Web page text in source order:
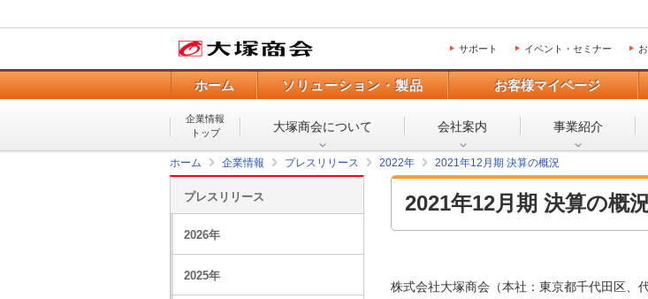
サポート イベント・セミナー
ホーム ソリューション・製品 お客様マイページ
企業情報
トップ
大塚商会について 会社案内 事業紹介
ホーム 企業情報 プレスリリース 2022年 2021年12月期 決算の概況
2021年12月期 決算の概
株式会社大塚商会（本社：東京都千代田区、
プレスリリース
2026年
2025年